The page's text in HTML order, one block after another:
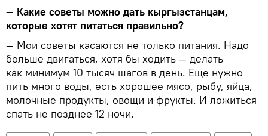
— Какие советы можно дать кыргызстанцам,
которые хотят питаться правильно?
— Мои советы касаются не только питания. Надо
больше двигаться, хотя бы ходить — делать
как минимум 10 тысяч шагов в день. Еще нужно
пить много воды, есть хорошее мясо, рыбу, яйца,
молочные продукты, овощи и фрукты. И ложиться
спать не позднее 12 ночи.